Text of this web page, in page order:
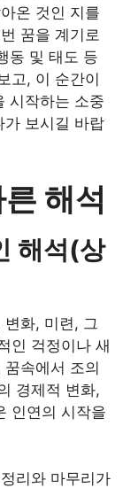
온 것인 지를
꿈을 계기로
동 및 태도 등
고, 이 순간이
시작하는 소중
가 보시길 바랍
해석
해석(상
화, 미련, 그
인 걱정이나 새
속에서 조의
경제적 변화,
인연의 시작을
리와 마무리가